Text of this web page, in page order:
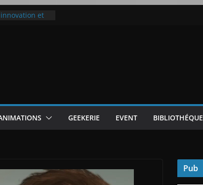
et
GEEKERIE EVENT BIBLIOTHÉQUE
Pub